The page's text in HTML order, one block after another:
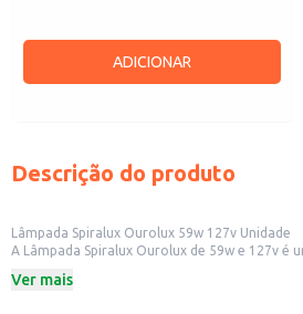
ADICIONAR
Descrição do produto
Lâmpada Spiralux Ourolux 59w 127v Unidade
A Lâmpada Spiralux Ourolux de 59w e 127v
Potência: 59w
Ver mais